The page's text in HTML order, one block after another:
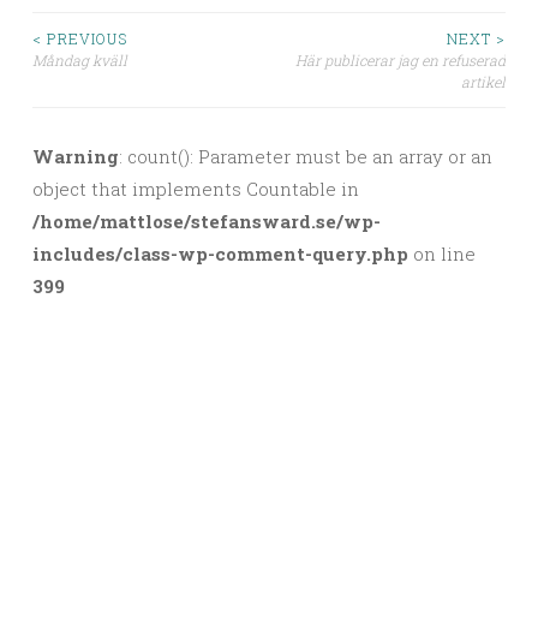
Post navigation
< PREVIOUS
Måndag kväll
NEXT >
Här publicerar jag en refuserad
artikel
Warning: count(): Parameter must be an array or an
object that implements Countable in
/home/mattlose/stefansward.se/wp-
includes/class-wp-comment-query.php on line
399